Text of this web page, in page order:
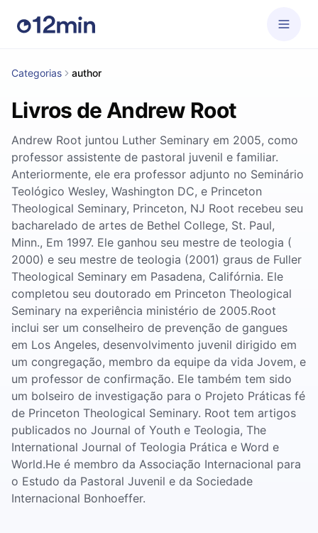
Categorias author
Livros de Andrew Root
Andrew Root juntou Luther Seminary em 2005, como
professor assistente de pastoral juvenil e familiar.
Anteriormente, ele era professor adjunto no Seminário
Teológico Wesley, Washington DC, e Princeton
Theological Seminary, Princeton, NJ Root recebeu seu
bacharelado de artes de Bethel College, St. Paul,
Minn., Em 1997. Ele ganhou seu mestre de teologia (
2000) e seu mestre de teologia (2001) graus de Fuller
Theological Seminary em Pasadena, Califórnia. Ele
completou seu doutorado em Princeton Theological
Seminary na experiência ministério de 2005.Root
inclui ser um conselheiro de prevenção de gangues
em Los Angeles, desenvolvimento juvenil dirigido em
um congregação, membro da equipe da vida Jovem, e
um professor de confirmação. Ele também tem sido
um bolseiro de investigação para o Projeto Práticas fé
de Princeton Theological Seminary. Root tem artigos
publicados no Journal of Youth e Teologia, The
International Journal of Teologia Prática e Word e
World.He é membro da Associação Internacional para
o Estudo da Pastoral Juvenil e da Sociedade
Internacional Bonhoeffer.